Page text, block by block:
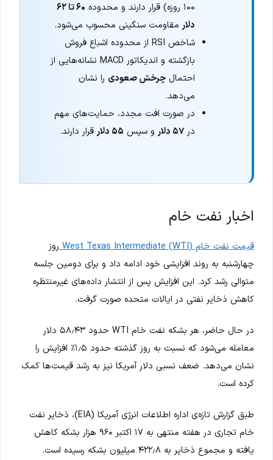
۱۰۰ روزه) قرار دارند و محدوده
۶۰ تا ۶۲
دلار مقاومت سنگینی محسوب می‌شود.
شاخص RSI از محدوده اشباع فروش
بازگشته و اندیکاتور MACD نشانه‌هایی از
احتمالچرخش صعودی را نشان
می‌دهد.
در صورت افت مجدد، حمایت‌های مهم
در۵۷ دلار و سپس ۵۵ دلار قرار دارند.
اخبار نفت خام
قیمت نفت خام West Texas Intermediate (WTI)
روز
چهارشنبه به روند افزایشی خود ادامه داد و برای دومین جلسه
متوالی رشد کرد. این افزایش پس از انتشار داده‌های غیرمنتظره
کاهش ذخایر نفتی در ایالات متحده صورت گرفت.
در حال حاضر، هر بشکه نفت خام WTI حدود ۵۸٫۴۳ دلار
معامله می‌شود که نسبت به روز گذشته حدود ۱٫۵٪ افزایش را
نشان می‌دهد. ضعف نسبی دلار آمریکا نیز به رشد قیمت‌ها کمک
کرده است.
طبق گزارش تازه‌ی اداره اطلاعات انرژی آمریکا (EIA)، ذخایر نفت
خام تجاری در هفته منتهی به ۱۷ اکتبر ۹۶۰ هزار بشکه کاهش
یافته و مجموع ذخایر به ۴۲۲٫۸ میلیون بشکه رسیده است.